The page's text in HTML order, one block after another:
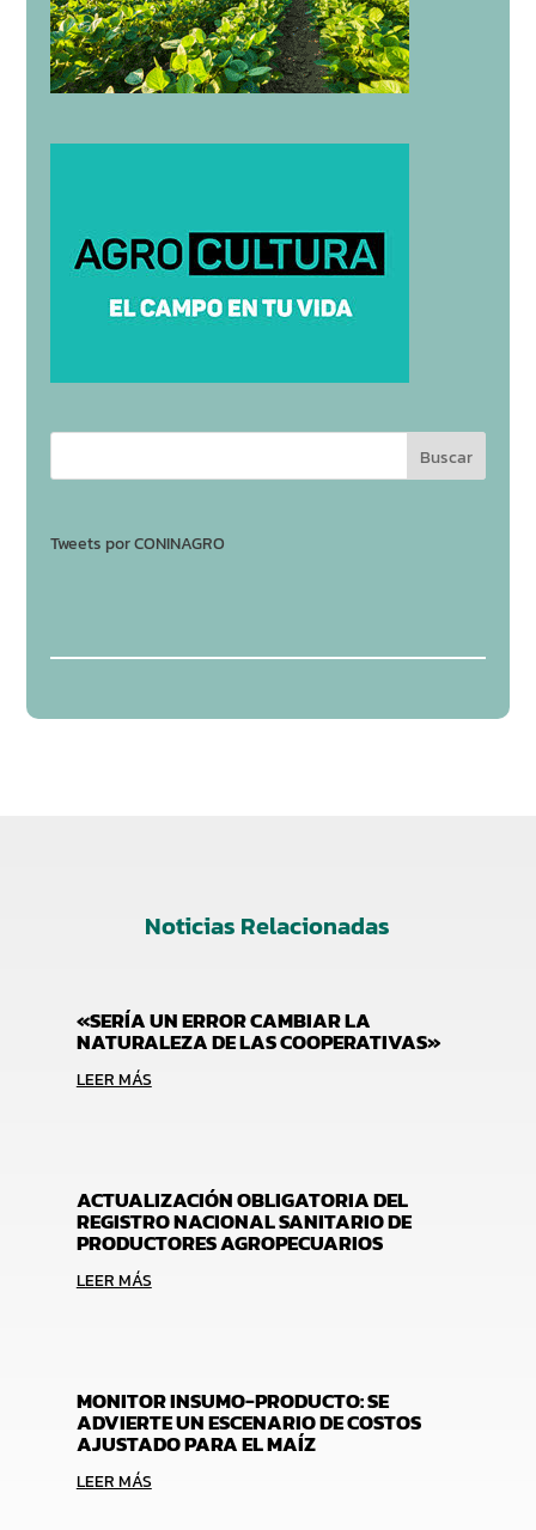
Tweets por CONINAGRO
Noticias Relacionadas
«SERÍA UN ERROR CAMBIAR LA
NATURALEZA DE LAS COOPERATIVAS»
LEER MÁS
ACTUALIZACIÓN OBLIGATORIA DEL
REGISTRO NACIONAL SANITARIO DE
PRODUCTORES AGROPECUARIOS
LEER MÁS
MONITOR INSUMO-PRODUCTO: SE
ADVIERTE UN ESCENARIO DE COSTOS
AJUSTADO PARA EL MAÍZ
LEER MÁS